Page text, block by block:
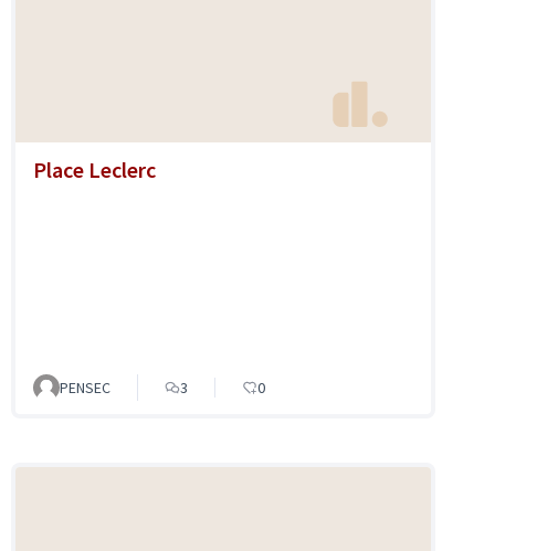
Place Leclerc
PENSEC 3 0